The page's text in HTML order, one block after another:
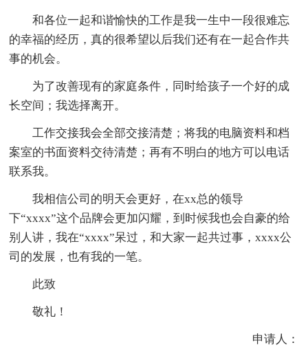
和各位一起和谐愉快的工作是我一生中一段很难忘
的幸福的经历，真的很希望以后我们还有在一起合作共
事的机会。
为了改善现有的家庭条件，同时给孩子一个好的成
长空间；我选择离开。
工作交接我会全部交接清楚；将我的电脑资料和档
案室的书面资料交待清楚；再有不明白的地方可以电话
联系我。
我相信公司的明天会更好，在xx总的领导
下“xxxx”这个品牌会更加闪耀，到时候我也会自豪的给
别人讲，我在“xxxx”呆过，和大家一起共过事，xxxx公
司的发展，也有我的一笔。
此致
敬礼！
申请人：